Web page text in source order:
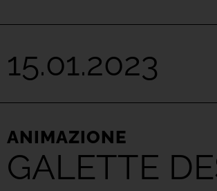
15.01.2023
ANIMAZIONE
GALETTE